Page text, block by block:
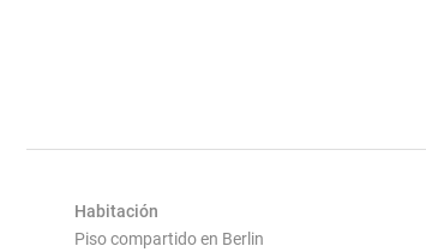
Habitación
Piso compartido en Berlin